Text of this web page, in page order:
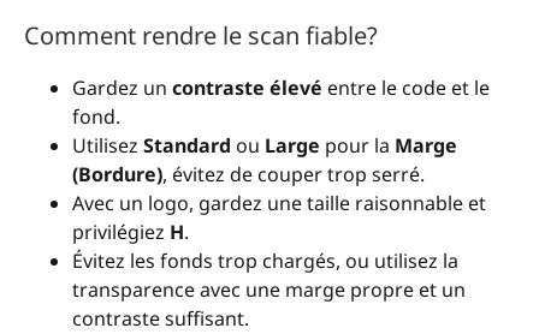
Comment rendre le scan fiable?
Gardez un contraste élevé entre le code et le
fond.
Utilisez Standard ou Large pour la Marge
(Bordure), évitez de couper trop serré.
Avec un logo, gardez une taille raisonnable et
privilégiez H.
Évitez les fonds trop chargés, ou utilisez la
transparence avec une marge propre et un
contraste suffisant.